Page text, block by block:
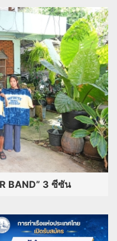
ลัส
กราด รร.เทพศิรินทร์
ร่วมไว้อาลัย–ส่ง
ด